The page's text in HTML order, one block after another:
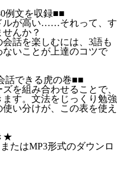
例文を収録■■
ルが高い……それって、す
んか？
話を楽しむには、3語も
いことが上達のコツで
できる虎の巻■■
を組み合わせることで、
す。文法をじっくり勉強
い分けが、この表を使え
★
たはMP3形式のダウンロ